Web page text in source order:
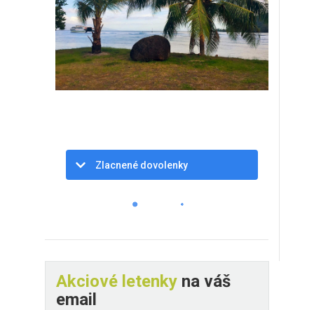
Zlacnené dovolenky
Akciové letenky na váš
email